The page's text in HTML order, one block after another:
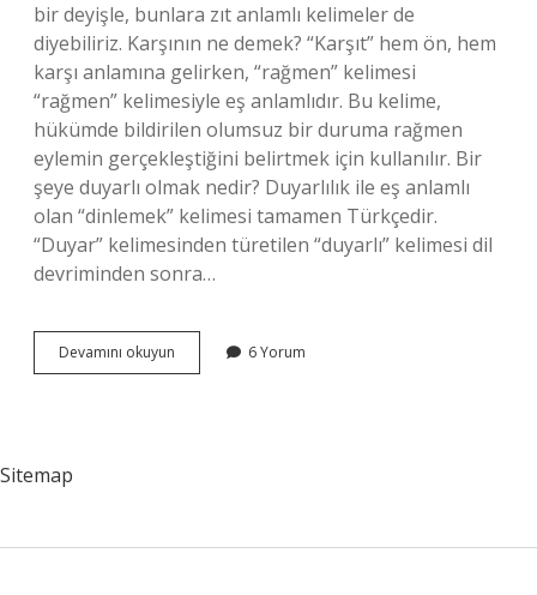
bir deyişle, bunlara zıt anlamlı kelimeler de
diyebiliriz. Karşının ne demek? “Karşıt” hem ön, hem
karşı anlamına gelirken, “rağmen” kelimesi
“rağmen” kelimesiyle eş anlamlıdır. Bu kelime,
hükümde bildirilen olumsuz bir duruma rağmen
eylemin gerçekleştiğini belirtmek için kullanılır. Bir
şeye duyarlı olmak nedir? Duyarlılık ile eş anlamlı
olan “dinlemek” kelimesi tamamen Türkçedir.
“Duyar” kelimesinden türetilen “duyarlı” kelimesi dil
devriminden sonra…
Devamını okuyun
Karşı
6 Yorum
Sitemap